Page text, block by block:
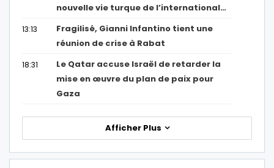
nouvelle vie turque de l’international…
13:13
Fragilisé, Gianni Infantino tient une
réunion de crise à Rabat
18:31
Le Qatar accuse Israël de retarder la
mise en œuvre du plan de paix pour
Gaza
Afficher Plus